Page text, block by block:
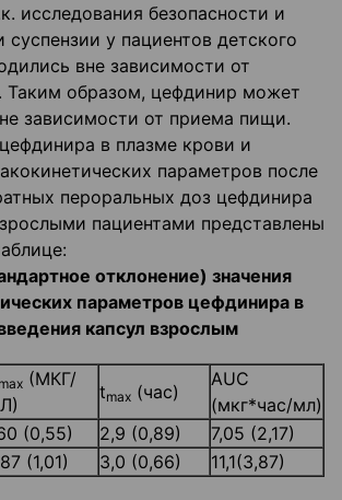
исследования без­опасности и
суспензии у пациентов детского
вне за­висимости от
образом, цефдинир может
зависимо­сти от приема пищи.
в плазме крови и
параметров после
пероральных доз цефдинира
пациентами представлены
отклонение) значения
параметров цефдинира в
капсул взрослым
mах (МКГ/
tmax (час)
AUC
(мкг*час/мл)
(0,55) 2,9 (0,89)
7,05 (2,17)
(1,01) 3,0 (0,66) 11,1(3,87)